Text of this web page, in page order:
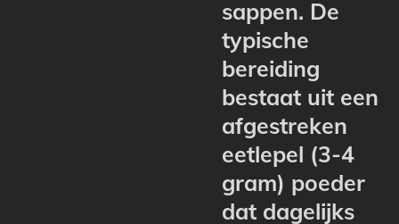
sappen. De
typische
bereiding
bestaat uit een
afgestreken
eetlepel (3-4
gram) poeder
dat dagelijks